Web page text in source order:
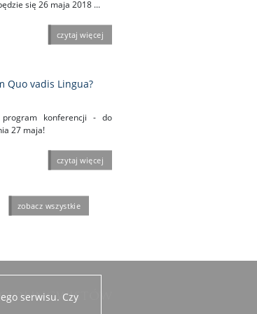
serwisu. Czy
się 26 maja 2018 ...
czytaj więcej
Quo vadis Lingua?
program konferencji - do
27 maja!
czytaj więcej
zobacz wszystkie